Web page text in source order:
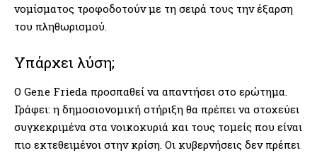
νομίσματος τροφοδοτούν με τη σειρά τους την έξαρση
του πληθωρισμού.
Υπάρχει λύση;
O Gene Frieda προσπαθεί να απαντήσει στο ερώτημα.
Γράφει: η δημοσιονομική στήριξη θα πρέπει να στοχεύει
συγκεκριμένα στα νοικοκυριά και τους τομείς που είναι
πιο εκτεθειμένοι στην κρίση. Οι κυβερνήσεις δεν πρέπει